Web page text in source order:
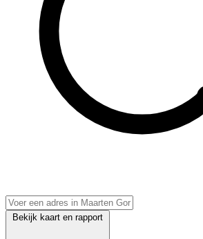
Bekijk kaart en rapport